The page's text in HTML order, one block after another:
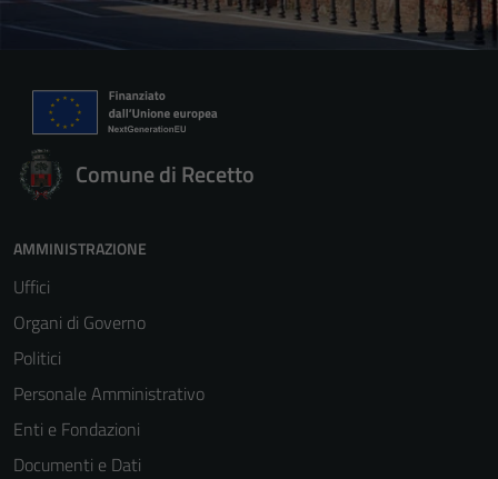
Comune di Recetto
AMMINISTRAZIONE
Uffici
Organi di Governo
Politici
Personale Amministrativo
Enti e Fondazioni
Documenti e Dati